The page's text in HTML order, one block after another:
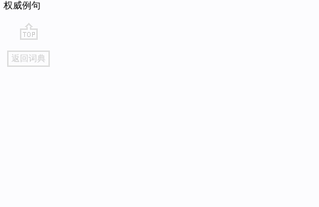
权威例句
go
top
返回词典